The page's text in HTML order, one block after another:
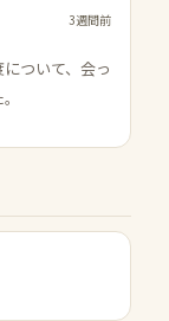
3週間前
ついて、会っ